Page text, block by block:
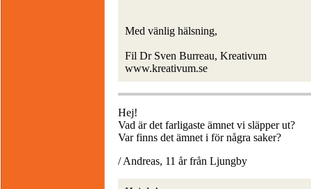
Med vänlig hälsning,
Fil Dr Sven Burreau, Kreativum
www.kreativum.se
Hej!
Vad är det farligaste ämnet vi släpper ut?
Var finns det ämnet i för några saker?
/ Andreas, 11 år från Ljungby